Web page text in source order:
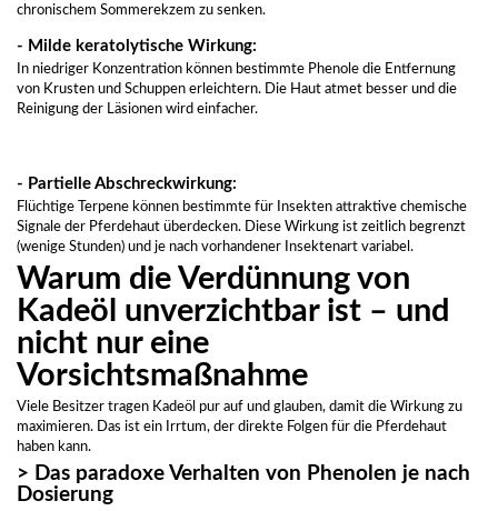
chronischem Sommerekzem zu senken.
- Milde keratolytische Wirkung:
In niedriger Konzentration können bestimmte Phenole die Entfernung
von Krusten und Schuppen erleichtern. Die Haut atmet besser und die
Reinigung der Läsionen wird einfacher.
- Partielle Abschreckwirkung:
Flüchtige Terpene können bestimmte für Insekten attraktive chemische
Signale der Pferdehaut überdecken. Diese Wirkung ist zeitlich begrenzt
(wenige Stunden) und je nach vorhandener Insektenart variabel.
Warum die Verdünnung von
Kadeöl unverzichtbar ist – und
nicht nur eine
Vorsichtsmaßnahme
Viele Besitzer tragen Kadeöl pur auf und glauben, damit die Wirkung zu
maximieren. Das ist ein Irrtum, der direkte Folgen für die Pferdehaut
haben kann.
> Das paradoxe Verhalten von Phenolen je nach
Dosierung